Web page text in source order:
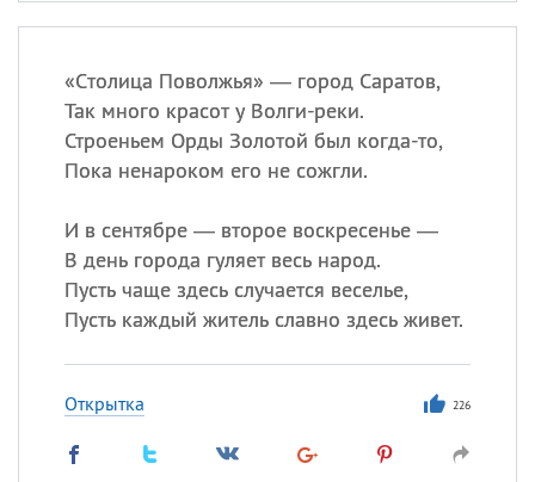
«Столица Поволжья» — город Саратов,
Так много красот у Волги-реки.
Строеньем Орды Золотой был когда-то,
Пока ненароком его не сожгли.
И в сентябре — второе воскресенье —
В день города гуляет весь народ.
Пусть чаще здесь случается веселье,
Пусть каждый житель славно здесь живет.
Открытка 226